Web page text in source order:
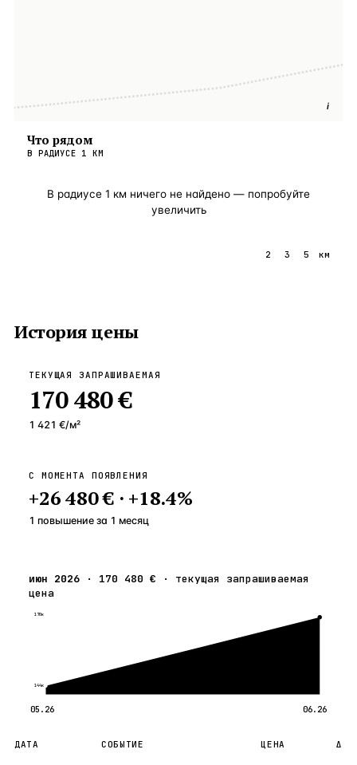
i
Что рядом
В РАДИУСЕ 1 КМ
В радиусе 1 км ничего не найдено — попробуйте
увеличить
2 3 5 км
История цены
ТЕКУЩАЯ ЗАПРАШИВАЕМАЯ
170 480 €
1 421 €/м²
С МОМЕНТА ПОЯВЛЕНИЯ
+26 480 €· +18.4%
1 повышение за 1 месяц
июн 2026 · 170 480 € · текущая запрашиваемая
цена
170к
144к
05.26 06.26
ДАТА СОБЫТИЕ ЦЕНА Δ